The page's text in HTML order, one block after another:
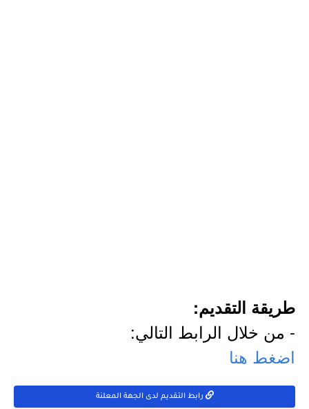
طريقة التقديم:
- من خلال الرابط التالي:
اضغط هنا
رابط التقديم لدى الجهة المعلنة